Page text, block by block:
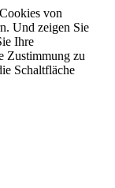
von
Und zeigen Sie
Ihre
Zustimmung zu
Schaltfläche